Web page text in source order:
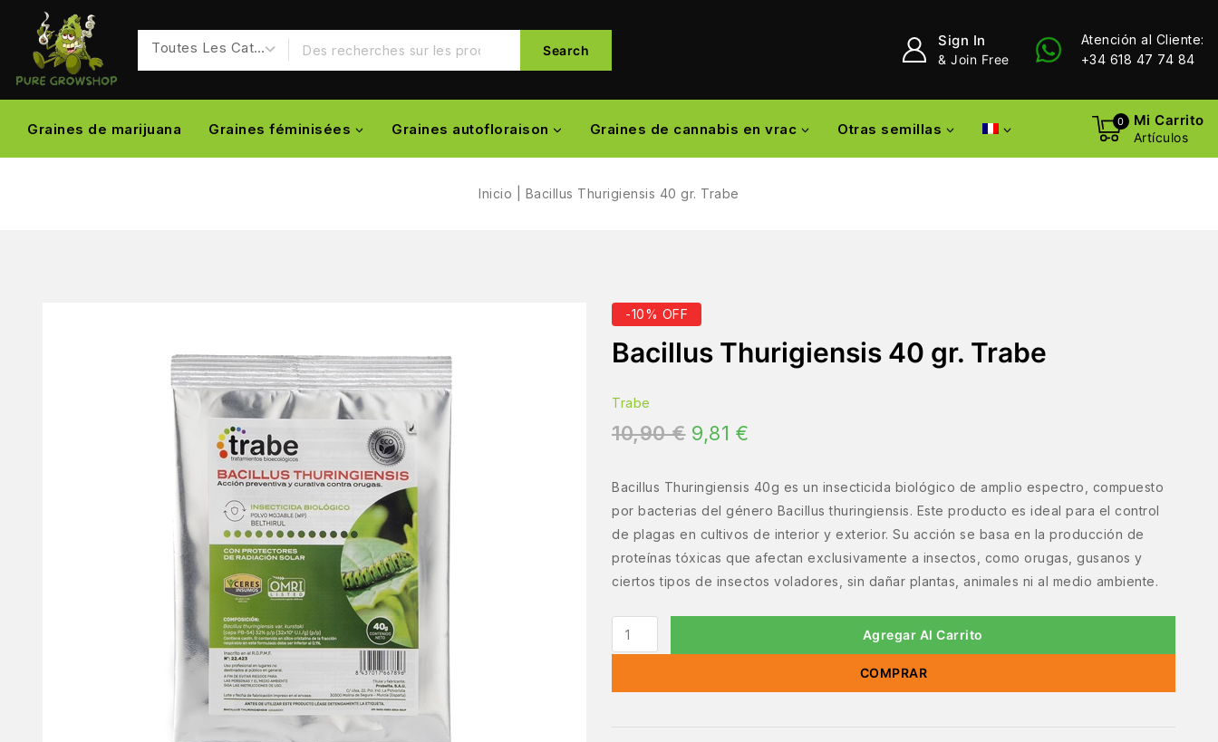
Search
Sign In
& Join Free
Atención al Cliente:
+34 618 47 74 84
Graines de marijuana Graines féminisées Graines autofloraison Graines de cannabis en vrac Otras semillas 0 Mi Carrito
Artículos
Inicio Bacillus Thurigiensis 40 gr. Trabe
-10% OFF
Bacillus Thurigiensis 40 gr. Trabe
Trabe
10,90€ 9,81 €
Bacillus Thuringiensis 40g es un insecticida biológico de amplio espectro, compuesto
por bacterias del género Bacillus thuringiensis. Este producto es ideal para el control
de plagas en cultivos de interior y exterior. Su acción se basa en la producción de
proteínas tóxicas que afectan exclusivamente a insectos, como orugas, gusanos y
ciertos tipos de insectos voladores, sin dañar plantas, animales ni al medio ambiente.
Agregar Al Carrito
COMPRAR